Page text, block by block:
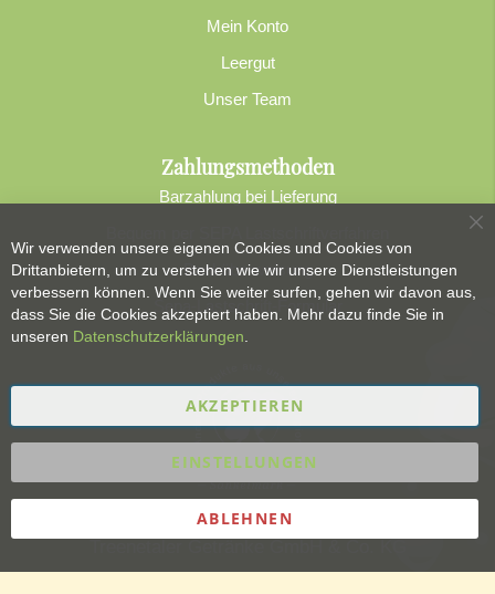
Mein Konto
Leergut
Unser Team
Zahlungsmethoden
Barzahlung bei Lieferung
Banküberweisung
Sepa-Lastschrift-Formular
Wir verwenden unsere eigenen Cookies und Cookies von
Drittanbietern, um zu verstehen wie wir unsere Dienstleistungen
verbessern können. Wenn Sie weiter surfen, gehen wir davon aus,
dass Sie die Cookies akzeptiert haben. Mehr dazu finde Sie in
unseren Datenschutzerklärungen
AKZEPTIEREN
EINSTELLUNGEN
ABLEHNEN